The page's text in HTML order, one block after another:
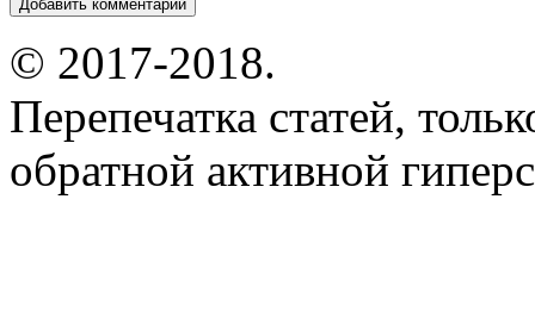
© 2017-2018.
Перепечатка статей,
обратной активной